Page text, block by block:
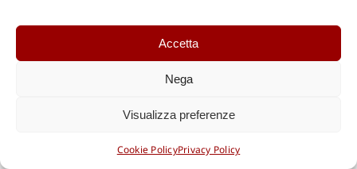
Accetta
Nega
Visualizza preferenze
Cookie PolicyPrivacy Policy
Leggere il tuo ebook